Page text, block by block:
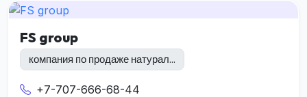
FS group
компания по продаже натурал...
+7-707-666-68-44